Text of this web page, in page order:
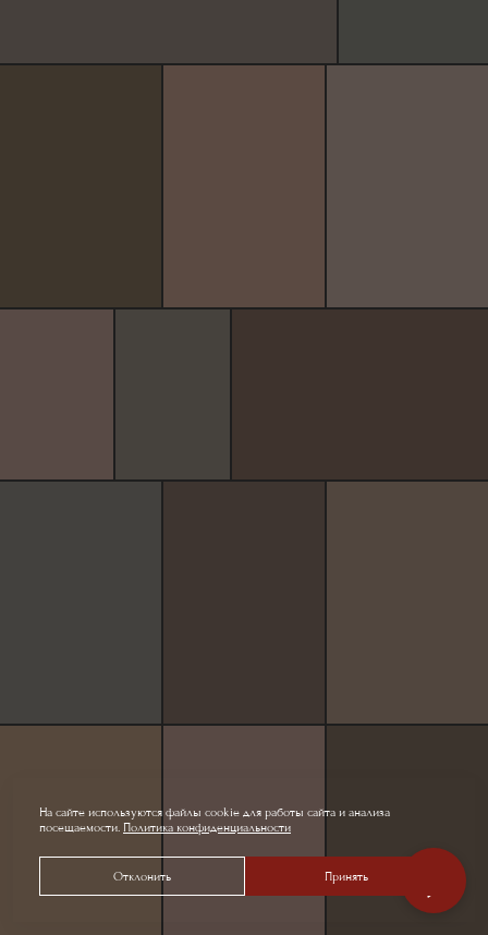
На сайте используются файлы cookie для работы сайта и анализа
посещаемости. Политика конфиденциальности
Отклонить Принять